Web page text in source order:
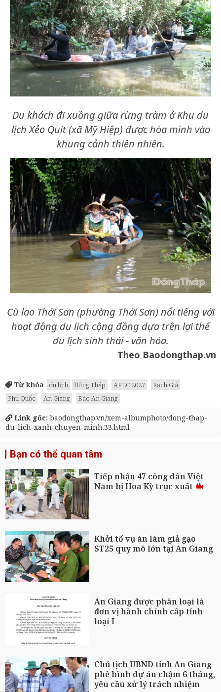
Du khách đi xuồng giữa rừng tràm ở Khu du
lịch Xẻo Quít (xã Mỹ Hiệp) được hòa mình vào
khung cảnh thiên nhiên.
Cù lao Thới Sơn (phường Thới Sơn) nổi tiếng với
hoạt động du lịch cộng đồng dựa trên lợi thế
du lịch sinh thái - văn hóa.
Theo Baodongthap.vn
Từ khóa du lịch Đồng Tháp APEC 2027
Rạch Giá
Phú Quốc
An Giang Báo An Giang
Link gốc: baodongthap.vn/xem-albumphoto/dong-thap-
du-lich-xanh-chuyen-minh.33.html
Bạn có thể quan tâm
Tiếp nhận 47 công dân Việt
Nam bị Hoa Kỳ trục xuất
Khởi tố vụ án làm giả gạo
ST25 quy mô lớn tại An Giang
An Giang được phân loại là
đơn vị hành chính cấp tỉnh
loại I
Chủ tịch UBND tỉnh An Giang
phê bình dự án chậm 6 tháng,
yêu cầu xử lý trách nhiệm